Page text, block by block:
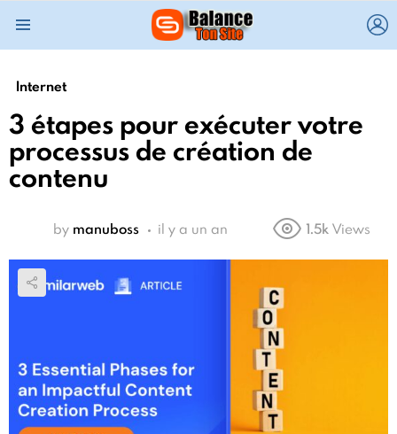
Internet
3 étapes pour exécuter votre
processus de création de
contenu
by manuboss il y a un an 1.5k Views